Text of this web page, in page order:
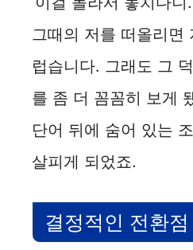
그때의 저를 떠올리면
럽습니다. 그래도 그
를 좀 더 꼼꼼히 보게
단어 뒤에 숨어 있는
살피게 되었죠.
결정적인 전환점